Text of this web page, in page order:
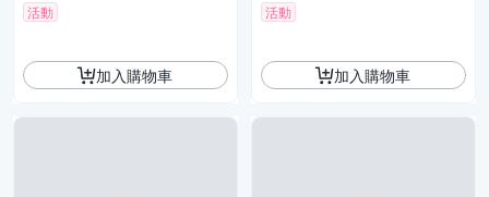
活動
加入購物車
活動
加入購物車